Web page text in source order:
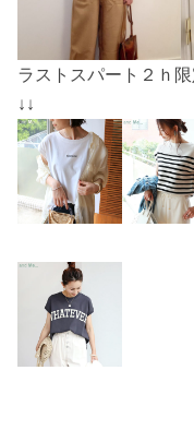
ラストスパート２ｈ
↓↓